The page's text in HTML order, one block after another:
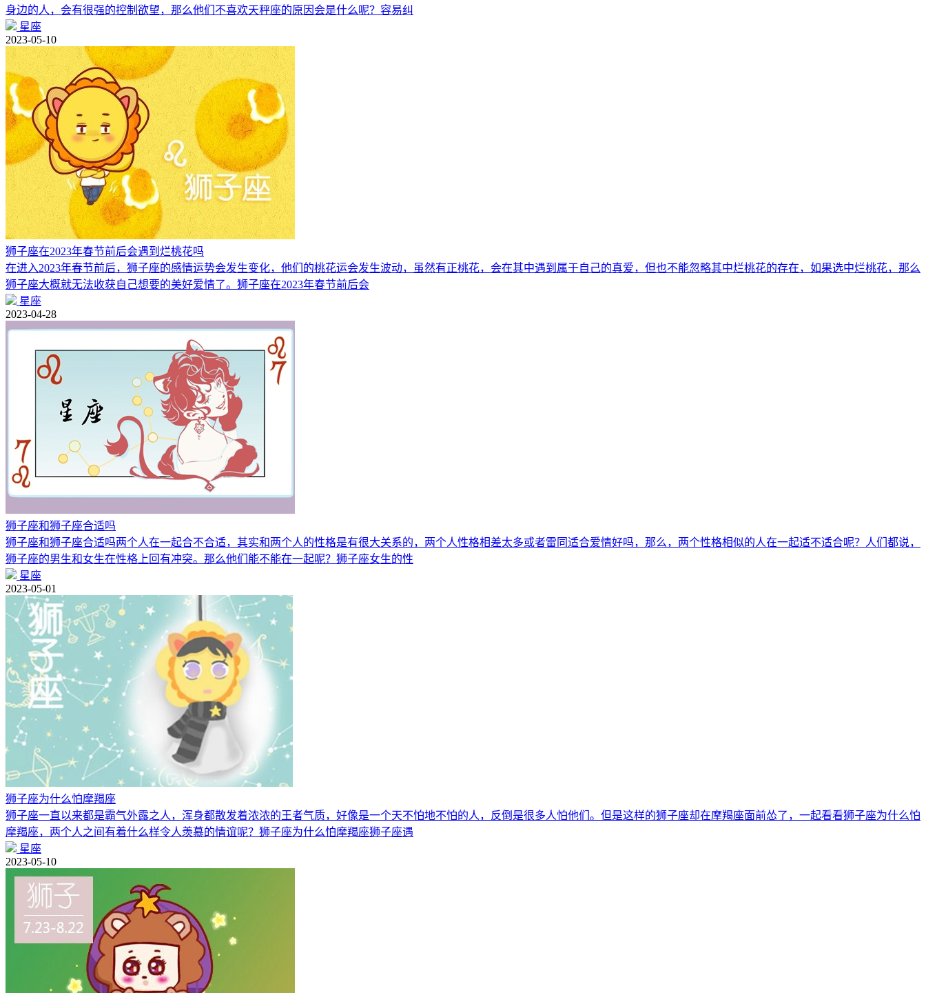
身边的人，会有很强的控制欲望，那么他们不喜欢天秤座的原因会是什么呢？容易纠
星座
2023-05-10
狮子座在2023年春节前后会遇到烂桃花吗
在进入2023年春节前后，狮子座的感情运势会发生变化，他们的桃花运会发生波动，虽然有正桃花，会在其中遇到属于自己的真爱，但也不能忽略其中烂桃花的存在，如果选中烂桃花，那么
狮子座大概就无法收获自己想要的美好爱情了。狮子座在2023年春节前后会
星座
2023-04-28
狮子座和狮子座合适吗
狮子座和狮子座合适吗两个人在一起合不合适，其实和两个人的性格是有很大关系的，两个人性格相差太多或者雷同适合爱情好吗，那么，两个性格相似的人在一起适不适合呢？人们都说，
狮子座的男生和女生在性格上回有冲突。那么他们能不能在一起呢？狮子座女生的性
星座
2023-05-01
狮子座为什么怕摩羯座
狮子座一直以来都是霸气外露之人，浑身都散发着浓浓的王者气质，好像是一个天不怕地不怕的人，反倒是很多人怕他们。但是这样的狮子座却在摩羯座面前怂了，一起看看狮子座为什么怕
摩羯座，两个人之间有着什么样令人羡慕的情谊呢？狮子座为什么怕摩羯座狮子座遇
星座
2023-05-10